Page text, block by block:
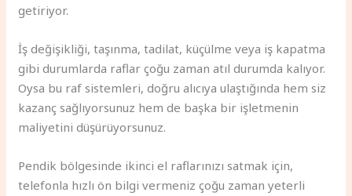
getiriyor.
İş değişikliği, taşınma, tadilat, küçülme veya iş kapatma
gibi durumlarda raflar çoğu zaman atıl durumda kalıyor.
Oysa bu raf sistemleri, doğru alıcıya ulaştığında hem siz
kazanç sağlıyorsunuz hem de başka bir işletmenin
maliyetini düşürüyorsunuz.
Pendik bölgesinde ikinci el raflarınızı satmak için,
telefonla hızlı ön bilgi vermeniz çoğu zaman yeterli